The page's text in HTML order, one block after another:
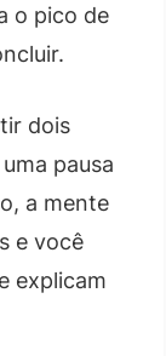
o pico de
dois
pausa
a mente
e você
explicam